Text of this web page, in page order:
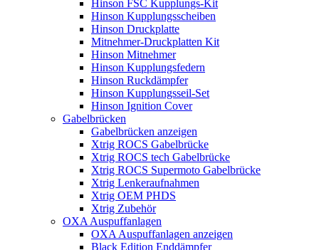
Hinson FSC Kupplungs-Kit
Hinson Kupplungsscheiben
Hinson Druckplatte
Mitnehmer-Druckplatten Kit
Hinson Mitnehmer
Hinson Kupplungsfedern
Hinson Ruckdämpfer
Hinson Kupplungsseil-Set
Hinson Ignition Cover
Gabelbrücken
Gabelbrücken anzeigen
Xtrig ROCS Gabelbrücke
Xtrig ROCS tech Gabelbrücke
Xtrig ROCS Supermoto Gabelbrücke
Xtrig Lenkeraufnahmen
Xtrig OEM PHDS
Xtrig Zubehör
OXA Auspuffanlagen
OXA Auspuffanlagen anzeigen
Black Edition Enddämpfer